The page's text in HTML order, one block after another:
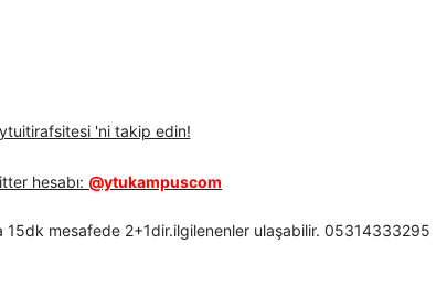
'ni takip edin!
hesabı: @ytukampuscom
15dk mesafede 2+1dir.ilgilenenler ulaşabilir. 05314333295